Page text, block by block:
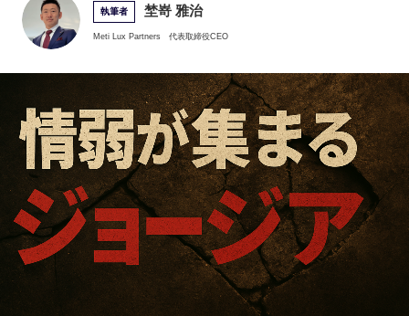
執筆者 埜嵜 雅治
Meti Lux Partners 代表取締役CEO